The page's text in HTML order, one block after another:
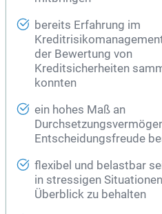
bereits Erfahrung im
der Bewertung von
Kreditsicherheiten
konnten
ein hohes Maß an
Entscheidungsfreude
flexibel und belastbar
in stressigen
Überblick zu behalten